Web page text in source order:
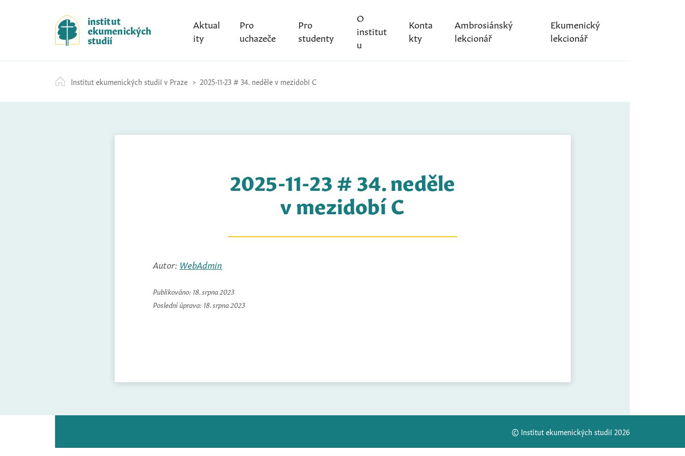
k
i
p
t
c
o
institut
ekumenických
studií
Aktual
ity
Pro
uchazeče
Pro
studenty
O
institut
u
Konta
kty
Ambrosiánský
lekcionář
Ekumenický
lekcionář
Institut ekumenických studií v Praze 2025-11-23 # 34. neděle v mezidobí C
2025-11-23 # 34. neděle
v mezidobí C
Autor: WebAdmin
Publikováno: 18. srpna 2023
Poslední úprava: 18. srpna 2023
© Institut ekumenických studií 2026